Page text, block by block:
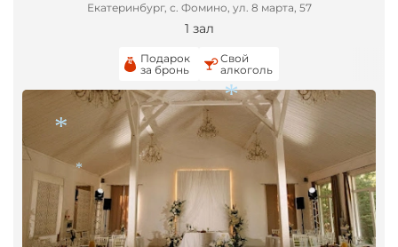
Екатеринбург, с. Фомино, ул. 8 марта, 57
1 зал
Подарок
за бронь
Свой
алкоголь
*